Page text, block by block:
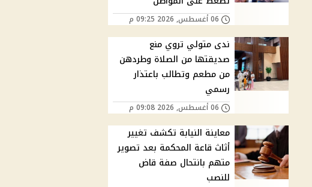
06 أغسطس, 2026 09:25 م
ندى متولي تروي منع
صديقتها من الصلاة وطردهن
من مطعم وتطالب باعتذار
رسمي
06 أغسطس, 2026 09:08 م
معاينة النيابة تكشف تغيير
أثاث قاعة المحكمة بعد تصوير
متهم بانتحال صفة قاض
للنصب